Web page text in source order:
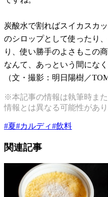
炭酸水で割ればスイカスカ
のシロップとして使ったり
り、使い勝手のよさもこの
なんて、あっという間にな
（文・撮影：明日陽樹／
※本記事の情報は執筆時ま
情報とは異なる可能性があ
#夏#カルディ#飲料
関連記事